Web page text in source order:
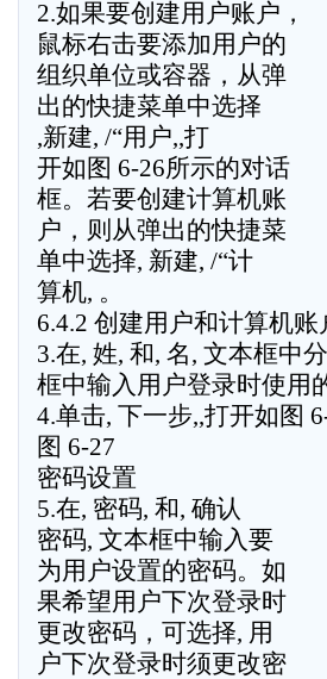
2.如果要创建用户账户，
鼠标右击要添加用户的
组织单位或容器，从弹
出的快捷菜单中选择
,新建, /“用户,,打
开如图 6-26所示的对话
框。若要创建计算机账
户，则从弹出的快捷菜
单中选择, 新建, /“计
算机, 。
6.4.2 创建用户和计算机账
3.在, 姓, 和, 名, 文本框中
框中输入用户登录时使用
4.单击, 下一步,,打开如图
图 6-27
密码设置
5.在, 密码, 和, 确认
密码, 文本框中输入要
为用户设置的密码。如
果希望用户下次登录时
更改密码，可选择, 用
户下次登录时须更改密